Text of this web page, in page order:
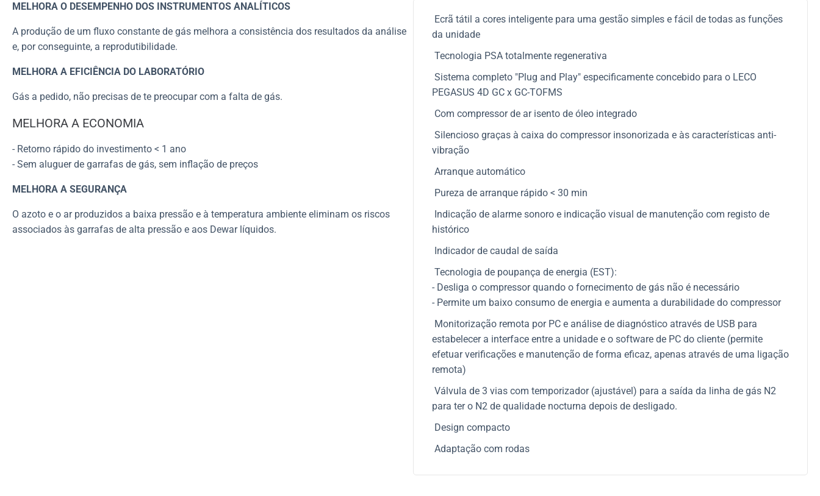
MELHORA O DESEMPENHO DOS INSTRUMENTOS ANALÍTICOS
A produção de um fluxo constante de gás melhora a consistência dos resultados da análise
e, por conseguinte, a reprodutibilidade.
MELHORA A EFICIÊNCIA DO LABORATÓRIO
Gás a pedido, não precisas de te preocupar com a falta de gás.
MELHORA A ECONOMIA
- Retorno rápido do investimento < 1 ano
- Sem aluguer de garrafas de gás, sem inflação de preços
MELHORA A SEGURANÇA
O azoto e o ar produzidos a baixa pressão e à temperatura ambiente eliminam os riscos
associados às garrafas de alta pressão e aos Dewar líquidos.
Ecrã tátil a cores inteligente para uma gestão simples e fácil de todas as funções
da unidade
Tecnologia PSA totalmente regenerativa
Sistema completo "Plug and Play" especificamente concebido para o LECO
PEGASUS 4D GC x GC-TOFMS
Com compressor de ar isento de óleo integrado
Silencioso graças à caixa do compressor insonorizada e às características anti-
vibração
Arranque automático
Pureza de arranque rápido < 30 min
Indicação de alarme sonoro e indicação visual de manutenção com registo de
histórico
Indicador de caudal de saída
Tecnologia de poupança de energia (EST):
- Desliga o compressor quando o fornecimento de gás não é necessário
- Permite um baixo consumo de energia e aumenta a durabilidade do compressor
Monitorização remota por PC e análise de diagnóstico através de USB para
estabelecer a interface entre a unidade e o software de PC do cliente (permite
efetuar verificações e manutenção de forma eficaz, apenas através de uma ligação
remota)
Válvula de 3 vias com temporizador (ajustável) para a saída da linha de gás N2
para ter o N2 de qualidade nocturna depois de desligado.
Design compacto
Adaptação com rodas